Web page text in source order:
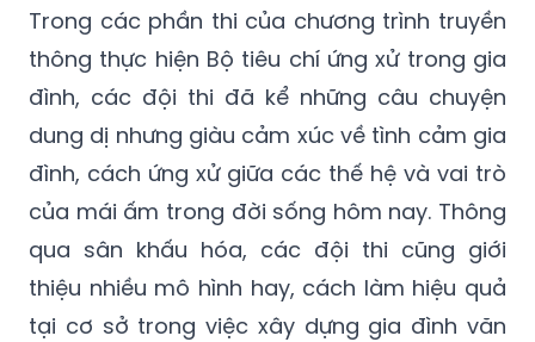
Trong các phần thi của chương trình truyền
thông thực hiện Bộ tiêu chí ứng xử trong gia
đình, các đội thi đã kể những câu chuyện
dung dị nhưng giàu cảm xúc về tình cảm gia
đình, cách ứng xử giữa các thế hệ và vai trò
của mái ấm trong đời sống hôm nay. Thông
qua sân khấu hóa, các đội thi cũng giới
thiệu nhiều mô hình hay, cách làm hiệu quả
tại cơ sở trong việc xây dựng gia đình văn